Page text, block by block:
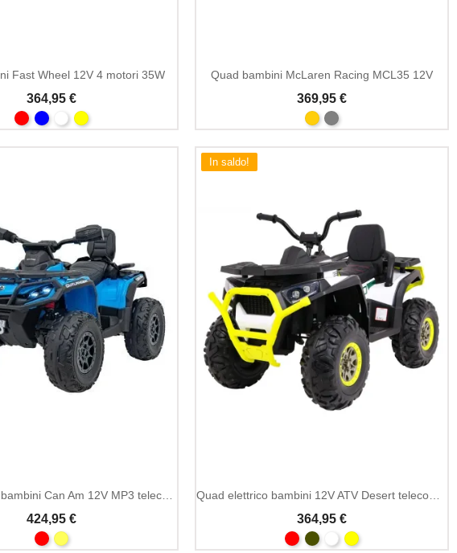
Fast Wheel 12V 4 motori 35W
364,95 €
Quad bambini McLaren Racing MCL35 12V
369,95 €
Quad elettrico bambini Can Am 12V MP3 telecomando
424,95 €
In saldo!
Quad elettrico bambini 12V ATV Desert telecomando 2.4GHz
364,95 €